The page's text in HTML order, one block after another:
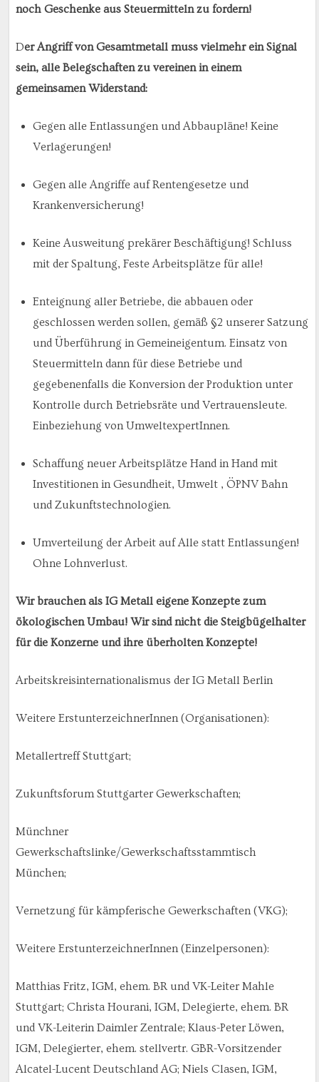
noch Geschenke aus Steuermitteln zu fordern!
Der Angriff von Gesamtmetall muss vielmehr ein Signal
sein, alle Belegschaften zu vereinen in einem
gemeinsamen Widerstand:
Gegen alle Entlassungen und Abbaupläne! Keine
Verlagerungen!
Gegen alle Angriffe auf Rentengesetze und
Krankenversicherung!
Keine Ausweitung prekärer Beschäftigung! Schluss
mit der Spaltung, Feste Arbeitsplätze für alle!
Enteignung aller Betriebe, die abbauen oder
geschlossen werden sollen, gemäß §2 unserer Satzung
und Überführung in Gemeineigentum. Einsatz von
Steuermitteln dann für diese Betriebe und
gegebenenfalls die Konversion der Produktion unter
Kontrolle durch Betriebsräte und Vertrauensleute.
Einbeziehung von UmweltexpertInnen.
Schaffung neuer Arbeitsplätze Hand in Hand mit
Investitionen in Gesundheit, Umwelt , ÖPNV Bahn
und Zukunftstechnologien.
Umverteilung der Arbeit auf Alle statt Entlassungen!
Ohne Lohnverlust.
Wir brauchen als IG Metall eigene Konzepte zum
ökologischen Umbau! Wir sind nicht die Steigbügelhalter
für die Konzerne und ihre überholten Konzepte!
Arbeitskreisinternationalismus der IG Metall Berlin
Weitere ErstunterzeichnerInnen (Organisationen):
Metallertreff Stuttgart;
Zukunftsforum Stuttgarter Gewerkschaften;
Münchner
Gewerkschaftslinke/Gewerkschaftsstammtisch
München;
Vernetzung für kämpferische Gewerkschaften (VKG);
Weitere ErstunterzeichnerInnen (Einzelpersonen):
Matthias Fritz, IGM, ehem. BR und VK-Leiter Mahle
Stuttgart; Christa Hourani, IGM, Delegierte, ehem. BR
und VK-Leiterin Daimler Zentrale; Klaus-Peter Löwen,
IGM, Delegierter, ehem. stellvertr. GBR-Vorsitzender
Alcatel-Lucent Deutschland AG; Niels Clasen, IGM,